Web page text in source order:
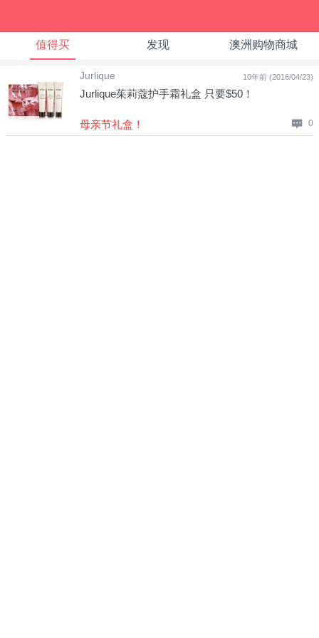
值得买 发现 澳洲购物商城
10年前 (2016/04/23)
Jurlique
Jurlique茱莉蔻护手霜礼盒 只要$50！
母亲节礼盒！ 0